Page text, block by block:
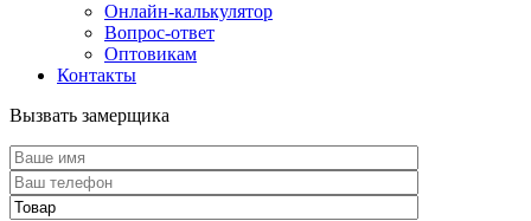
Онлайн-калькулятор
Вопрос-ответ
Оптовикам
Контакты
Вызвать замерщика